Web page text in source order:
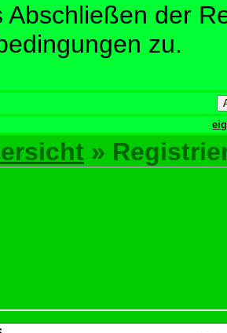
Abschließen der
zu.
»